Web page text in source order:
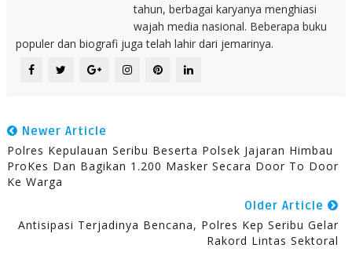
tahun, berbagai karyanya menghiasi
wajah media nasional. Beberapa buku
populer dan biografi juga telah lahir dari jemarinya.
Newer Article
Polres Kepulauan Seribu Beserta Polsek Jajaran Himbau
ProKes Dan Bagikan 1.200 Masker Secara Door To Door
Ke Warga
Older Article
Antisipasi Terjadinya Bencana, Polres Kep Seribu Gelar
Rakord Lintas Sektoral